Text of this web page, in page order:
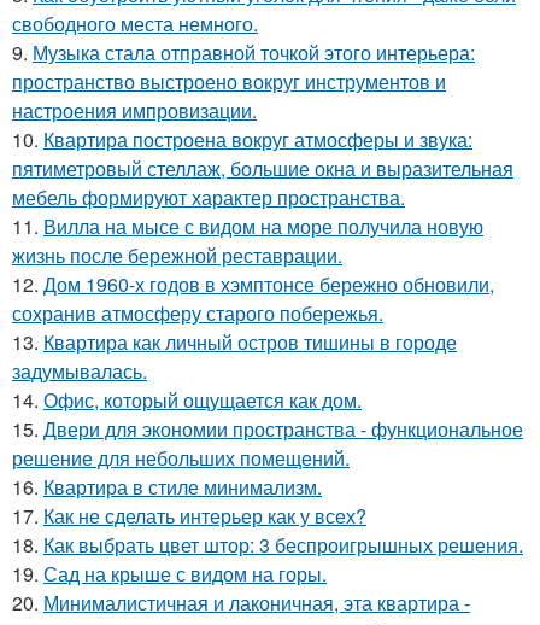
свободного места немного.
9. Музыка стала отправной точкой этого интерьера:
пространство выстроено вокруг инструментов и
настроения импровизации.
10. Квартира построена вокруг атмосферы и звука:
пятиметровый стеллаж, большие окна и выразительная
мебель формируют характер пространства.
11. Вилла на мысе с видом на море получила новую
жизнь после бережной реставрации.
12. Дом 1960-х годов в хэмптонсе бережно обновили,
сохранив атмосферу старого побережья.
13. Квартира как личный остров тишины в городе
задумывалась.
14. Офис, который ощущается как дом.
15. Двери для экономии пространства - функциональное
решение для небольших помещений.
16. Квартира в стиле минимализм.
17. Как не сделать интерьер как у всех?
18. Как выбрать цвет штор: 3 беспроигрышных решения.
19. Сад на крыше с видом на горы.
20. Минималистичная и лаконичная, эта квартира -